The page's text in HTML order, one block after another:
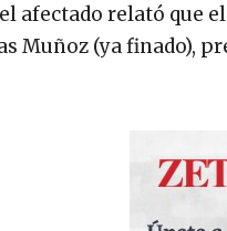
afectado relató que
Muñoz (ya finado),